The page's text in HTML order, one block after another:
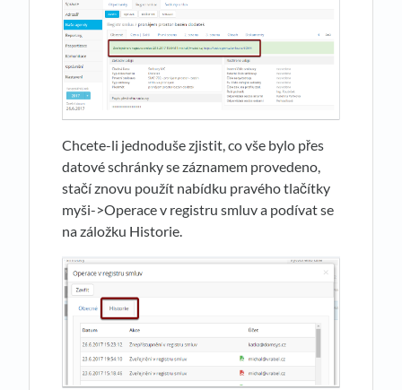
Chcete-li jednoduše zjistit, co vše bylo přes
datové schránky se záznamem provedeno,
stačí znovu použít nabídku pravého tlačítky
myši->Operace v registru smluv a podívat se
na záložku Historie.